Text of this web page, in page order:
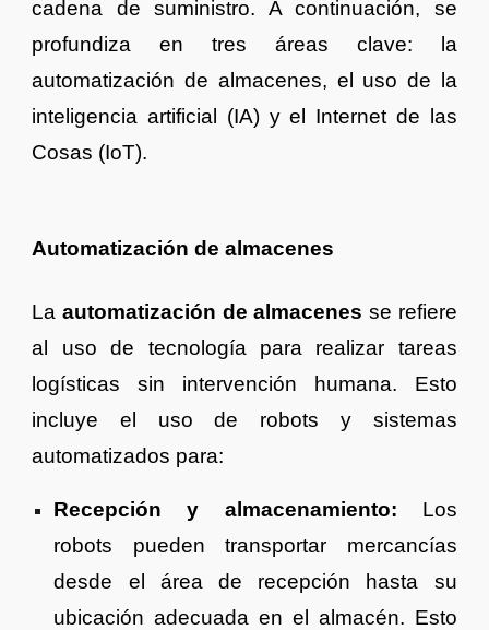
cadena de suministro. A continuación, se
profundiza en tres áreas clave: la
automatización de almacenes, el uso de la
inteligencia artificial (IA) y el Internet de las
Cosas (IoT).
Automatización de almacenes
Laautomatización de almacenes se refiere
al uso de tecnología para realizar tareas
logísticas sin intervención humana. Esto
incluye el uso de robots y sistemas
automatizados para:
Recepción y almacenamiento: Los
robots pueden transportar mercancías
desde el área de recepción hasta su
ubicación adecuada en el almacén. Esto